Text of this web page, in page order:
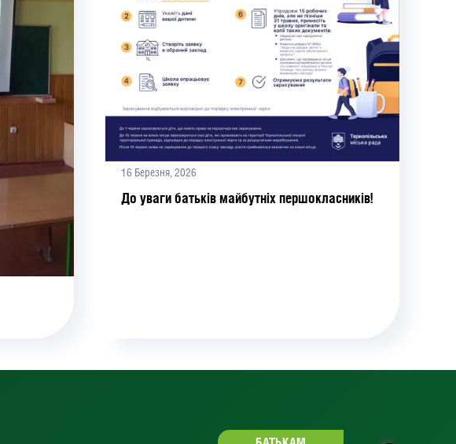
16 Березня, 2026
До уваги батьків майбутніх першокласників!